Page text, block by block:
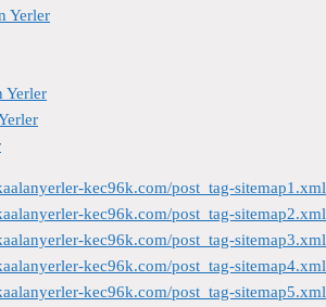
Yerler
Yerler
kec96k.com/post_tag-sitemap1.xml
kec96k.com/post_tag-sitemap2.xml
kec96k.com/post_tag-sitemap3.xml
kec96k.com/post_tag-sitemap4.xml
kec96k.com/post_tag-sitemap5.xml